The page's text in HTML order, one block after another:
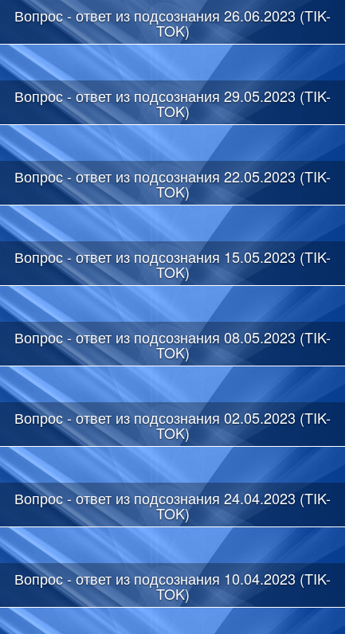
Вопрос - ответ из подсознания 26.06.2023 (TIK-
TOK)
Вопрос - ответ из подсознания 29.05.2023 (TIK-
TOK)
Вопрос - ответ из подсознания 22.05.2023 (TIK-
TOK)
Вопрос - ответ из подсознания 15.05.2023 (TIK-
TOK)
Вопрос - ответ из подсознания 08.05.2023 (TIK-
TOK)
Вопрос - ответ из подсознания 02.05.2023 (TIK-
TOK)
Вопрос - ответ из подсознания 24.04.2023 (TIK-
TOK)
Вопрос - ответ из подсознания 10.04.2023 (TIK-
TOK)